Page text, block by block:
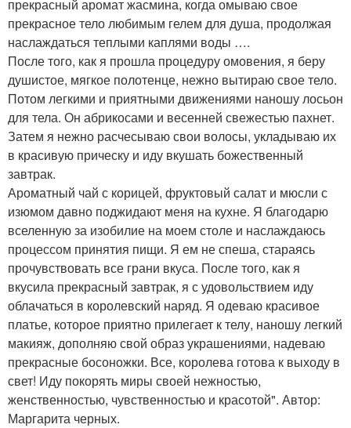
прекрасный аромат жасмина, когда омываю свое
прекрасное тело любимым гелем для душа, продолжая
наслаждаться теплыми каплями воды ….
После того, как я прошла процедуру омовения, я беру
душистое, мягкое полотенце, нежно вытираю свое тело.
Потом легкими и приятными движениями наношу лосьон
для тела. Он абрикосами и весенней свежестью пахнет.
Затем я нежно расчесываю свои волосы, укладываю их
в красивую прическу и иду вкушать божественный
завтрак.
Ароматный чай с корицей, фруктовый салат и мюсли с
изюмом давно поджидают меня на кухне. Я благодарю
вселенную за изобилие на моем столе и наслаждаюсь
процессом принятия пищи. Я ем не спеша, стараясь
прочувствовать все грани вкуса. После того, как я
вкусила прекрасный завтрак, я с удовольствием иду
облачаться в королевский наряд. Я одеваю красивое
платье, которое приятно прилегает к телу, наношу легкий
макияж, дополняю свой образ украшениями, надеваю
прекрасные босоножки. Все, королева готова к выходу в
свет! Иду покорять миры своей нежностью,
женственностью, чувственностью и красотой". Автор:
Маргарита черных.